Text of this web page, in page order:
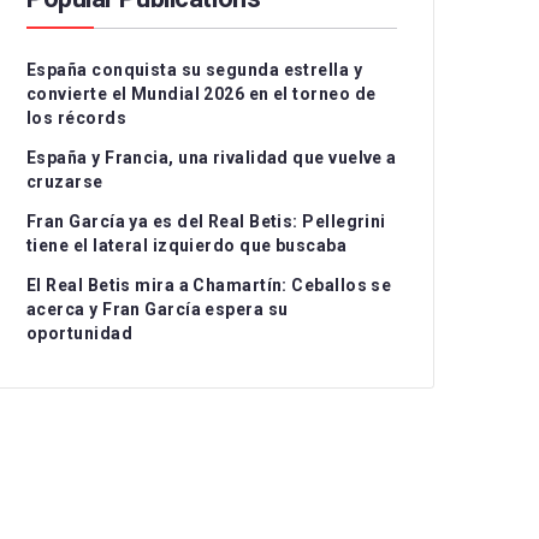
CD Teruel
CE Sabadell
CA Osasuna B
FC Barcelona Atlètic
CD Alcoyano
CD Atlético Baleares
Atlético de Madrid B
Recreativo Granada
Ligue 1
España conquista su segunda estrella y
convierte el Mundial 2026 en el torneo de
los récords
España y Francia, una rivalidad que vuelve a
cruzarse
Fran García ya es del Real Betis: Pellegrini
tiene el lateral izquierdo que buscaba
El Real Betis mira a Chamartín: Ceballos se
acerca y Fran García espera su
oportunidad